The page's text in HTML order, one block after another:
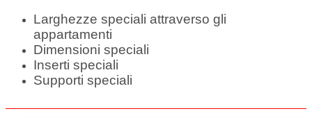
Larghezze speciali attraverso gli
appartamenti
Dimensioni speciali
Inserti speciali
Supporti speciali